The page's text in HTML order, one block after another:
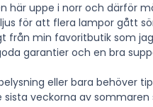
uppe i norr och därför
för att flera lampor gått
från min favoritbutik som
garantier och en bra
eller bara behöver
veckorna av sommaren